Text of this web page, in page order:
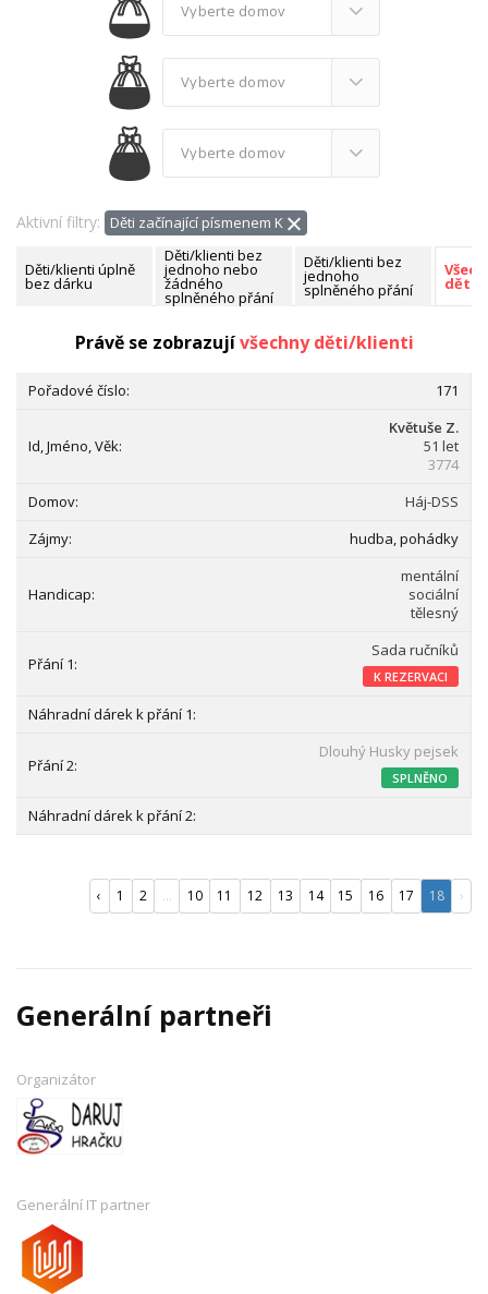
Aktivní filtry: Děti začínající písmenem K
Děti/klienti úplně
bez dárku
Děti/klienti bez
jednoho nebo
žádného
splněného přání
Děti/klienti bez
jednoho
splněného přání
děti/
Právě se zobrazujívšechny děti/klienti
171
Květuše Z.
51 let
3774
Háj-DSS
hudba, pohádky
mentální
sociální
tělesný
Sada ručníků
K REZERVACI
Dlouhý Husky pejsek
SPLNĚNO
‹ 1 2 ... 10 11 12 13 14 15 16 17 18 ›
Generální partneři
Organizátor
Generální IT partner